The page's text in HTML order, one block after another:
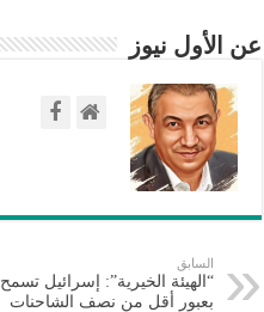
عن الأول نيوز
السابق
“الهيئة الخيرية”: إسرائيل تسمح
بعبور أقل من نصف الشاحنات